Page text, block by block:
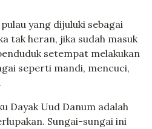
yang dijuluki sebagai
tak heran, jika sudah masuk
setempat melakukan
seperti mandi, mencuci,
Dayak Uud Danum adalah
Sungai-sungai ini